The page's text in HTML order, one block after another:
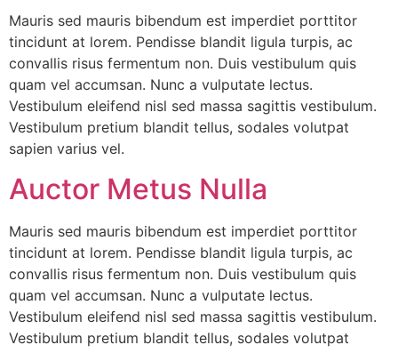
Mauris sed mauris bibendum est imperdiet porttitor
tincidunt at lorem. Pendisse blandit ligula turpis, ac
convallis risus fermentum non. Duis vestibulum quis
quam vel accumsan. Nunc a vulputate lectus.
Vestibulum eleifend nisl sed massa sagittis vestibulum.
Vestibulum pretium blandit tellus, sodales volutpat
sapien varius vel.
Auctor Metus Nulla
Mauris sed mauris bibendum est imperdiet porttitor
tincidunt at lorem. Pendisse blandit ligula turpis, ac
convallis risus fermentum non. Duis vestibulum quis
quam vel accumsan. Nunc a vulputate lectus.
Vestibulum eleifend nisl sed massa sagittis vestibulum.
Vestibulum pretium blandit tellus, sodales volutpat